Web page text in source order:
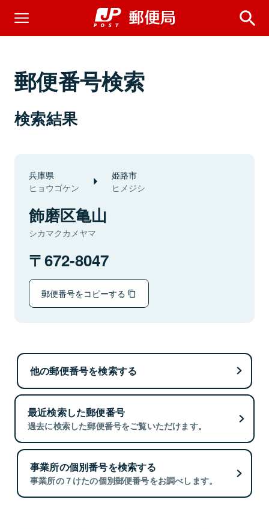
郵便番号検索
検索結果
兵庫県
ヒョウゴケン
姫路市
ヒメジシ
飾磨区亀山
シカマクカメヤマ
672-8047
郵便番号をコピーする
他の郵便番号を検索する
最近検索した郵便番号
過去に検索した郵便番号をご覧いただけます。
事業所の個別番号を検索する
事業所の７けたの個別郵便番号をお調べします。